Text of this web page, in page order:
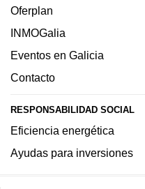
Oferplan
INMOGalia
Eventos en Galicia
Contacto
RESPONSABILIDAD SOCIAL
Eficiencia energética
Ayudas para inversiones